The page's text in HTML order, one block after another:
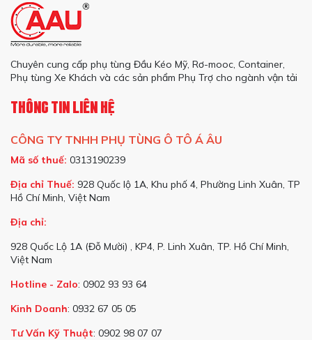
Chuyên cung cấp phụ tùng Đầu Kéo Mỹ, Rơ-mooc, Container,
Phụ tùng Xe Khách và các sản phẩm Phụ Trợ cho ngành vận tải
THÔNG TIN LIÊN HỆ
CÔNG TY TNHH PHỤ TÙNG Ô TÔ Á ÂU
Mã số thuế: 0313190239
Địa chỉ Thuế: 928 Quốc lộ 1A, Khu phố 4, Phường Linh Xuân, TP
Hồ Chí Minh, Việt Nam
Địa chỉ:
928 Quốc Lộ 1A (Đỗ Mười) , KP4, P. Linh Xuân, TP. Hồ Chí Minh,
Việt Nam
Hotline - Zalo: 0902 93 93 64
Kinh Doanh: 0932 67 05 05
Tư Vấn Kỹ Thuật: 0902 98 07 07